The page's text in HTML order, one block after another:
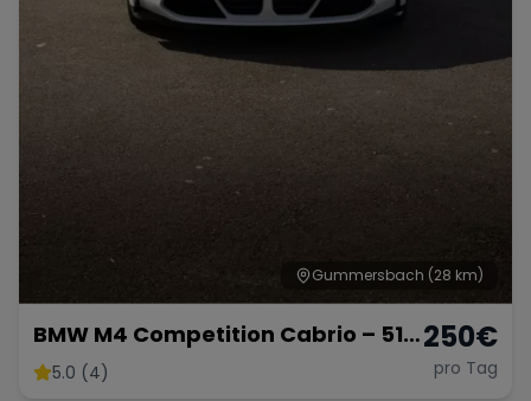
Gummersbach (28 km)
BMW M4 Competition Cabrio – 510
PS pure Eleganz & Performance
5.0 (4)
250€
pro Tag